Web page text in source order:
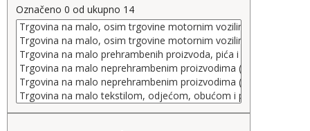
Označeno 0 od ukupno 14